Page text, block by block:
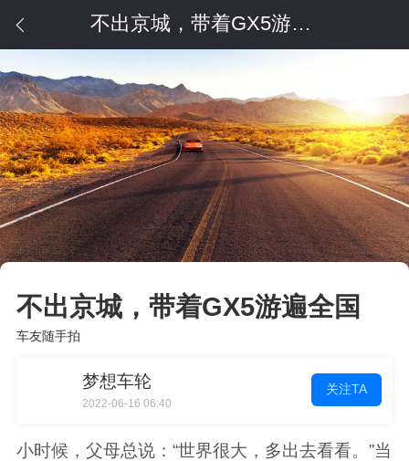
不出京城，带着GX5游遍全国
不出京城，带着GX5游遍全国
车友随手拍
梦想车轮
2022-06-16 06:40
关注TA
小时候，父母总说：“世界很大，多出去看看。”当